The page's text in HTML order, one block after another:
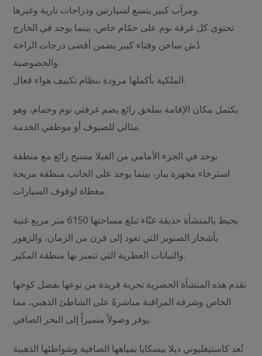
ومرآب كبير يتسع لسيارتين ودراجات نارية وغيرها.
تحتوي كل غرفة نوم على حمّام خاص، بينما يوجد في الخارج
دُش ساخن وفناء كبير يضمن أقصى درجات الراحة
والخصوصية.
الملكية بأكملها مزودة بنظام تكييف هواء فعال.
يكتمل مكان الإقامة بملحق رائع يضم غرفتي نوم وحمام، وهو
مثالي للضيوف أو موظفي الخدمة.
يوجد في الجزء الأمامي من الفيلا مسبح رائع مع منطقة
استرخاء مجهزة ببار، بينما يوجد على الجانب منطقة مريحة
مغطاة لوقوف السيارات.
يحيط بالمنشأة حديقة غنّاء تبلغ مساحتها 6150 متر مربع غنية
بأشجار الصنوبر التي تعود إلى قرن من الزمان، والزهور
والنباتات العطرية التي تتميز بها منطقة المكيز.
تقدم هذه المنشأة الحصرية تجربة فريدة من نوعها بفضل كوخها
الخاص وشرفة المراقبة مباشرةً على الشاطئ الذهبي، مما
يوفر وصولاً متميزاً إلى البحر الصافي.
تُعد كاستيغليوني ديلا بيسكايا بمياهها الصافية وشواطئها الذهبية